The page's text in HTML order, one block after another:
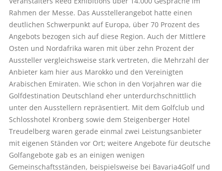
Rahmen der Messe. Das Ausstellerangebot hatte einen
deutlichen Schwerpunkt auf Europa, über 70 Prozent des
Angebots bezogen sich auf diese Region. Auch der Mittlere
Osten und Nordafrika waren mit über zehn Prozent der
Aussteller vergleichsweise stark vertreten, die Mehrzahl der
Anbieter kam hier aus Marokko und den Vereinigten
Arabischen Emiraten. Wie schon in den Vorjahren war die
Golfdestination Deutschland eher unterdurchschnittlich
unter den Ausstellern repräsentiert. Mit dem Golfclub und
Schlosshotel Kronberg sowie dem Steigenberger Hotel
Treudelberg waren gerade einmal zwei Leistungsanbieter
mit eigenen Ständen vor Ort; weitere Angebote für deutsche
Golfangebote gab es an einigen wenigen
Gemeinschaftsständen, beispielsweise bei Bavaria4Golf und